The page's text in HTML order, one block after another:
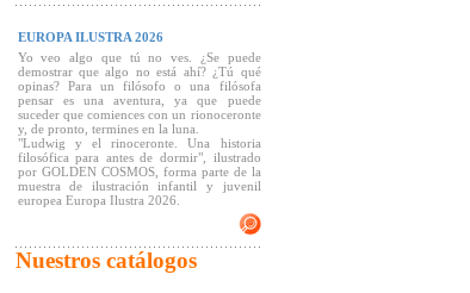
EUROPA ILUSTRA 2026
Yo veo algo que tú no ves. ¿Se puede
demostrar que algo no está ahí? ¿Tú qué
opinas? Para un filósofo o una filósofa
pensar es una aventura, ya que puede
suceder que comiences con un rionoceronte
y, de pronto, termines en la luna.
"Ludwig y el rinoceronte. Una historia
filosófica para antes de dormir", ilustrado
por GOLDEN COSMOS, forma parte de la
muestra de ilustración infantil y juvenil
europea Europa Ilustra 2026.
Nuestros catálogos